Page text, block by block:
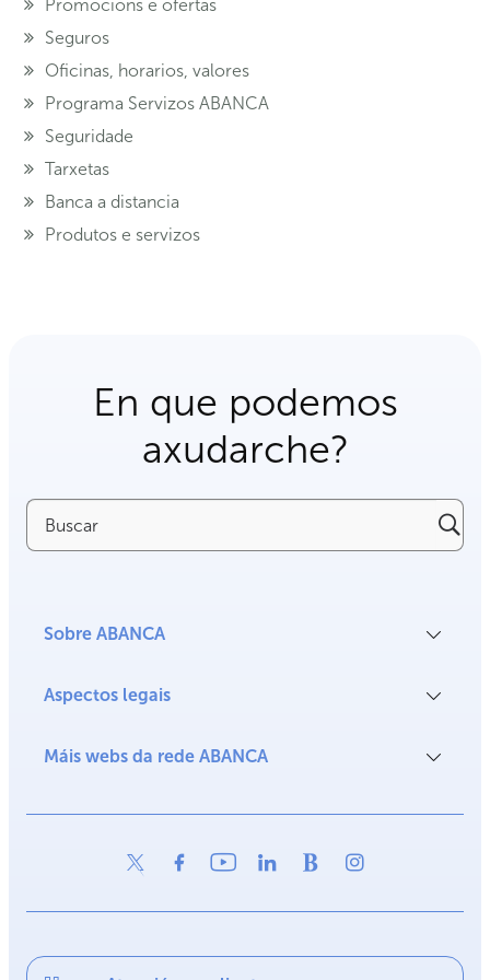
Promocións e ofertas
Seguros
Oficinas, horarios, valores
Programa Servizos ABANCA
Seguridade
Tarxetas
Banca a distancia
Produtos e servizos
En que podemos
axudarche?
Buscar
Sobre ABANCA
Aspectos legais
Máis webs da rede ABANCA